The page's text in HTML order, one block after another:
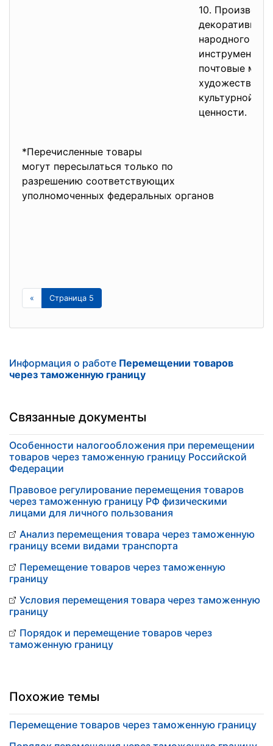
10.
декоративно-
народного
инструменты,
почтовые
культурной и
ценности.
*Перечисленные товары
могут пересылаться только по
разрешению соответствующих
уполномоченных федеральных органов
« Страница 5
Информация о работе Перемещении товаров
через таможенную границу
Связанные документы
Особенности налогообложения при перемещении
товаров через таможенную границу Российской
Федерации
Правовое регулирование перемещения товаров
через таможенную границу РФ физическими
лицами для личного пользования
Анализ перемещения товара через таможенную
границу всеми видами транспорта
Перемещение товаров через таможенную
границу
Условия перемещения товара через таможенную
границу
Порядок и перемещение товаров через
таможенную границу
Похожие темы
Перемещение товаров через таможенную границу